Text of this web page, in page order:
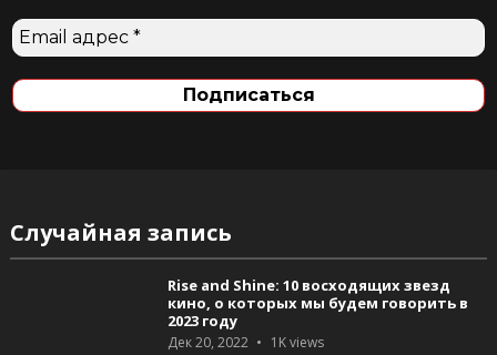
Случайная запись
Rise and Shine: 10 восходящих звезд
кино, о которых мы будем говорить в
2023 году
Дек 20, 2022 1Kviews